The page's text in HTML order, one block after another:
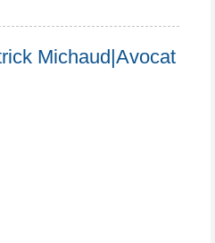
Michaud|Avocat